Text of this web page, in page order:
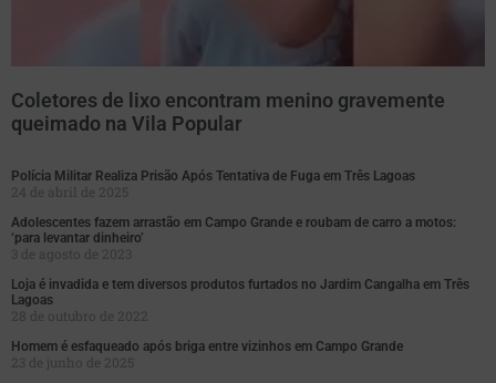
Coletores de lixo encontram menino gravemente
queimado na Vila Popular
Polícia Militar Realiza Prisão Após Tentativa de Fuga em Três Lagoas
24 de abril de 2025
Adolescentes fazem arrastão em Campo Grande e roubam de carro a motos:
‘para levantar dinheiro’
3 de agosto de 2023
Loja é invadida e tem diversos produtos furtados no Jardim Cangalha em Três
Lagoas
28 de outubro de 2022
Homem é esfaqueado após briga entre vizinhos em Campo Grande
23 de junho de 2025